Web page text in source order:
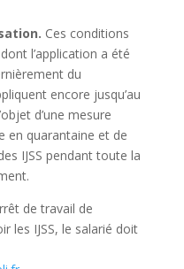
Ces conditions
l’application a été
du
encore jusqu’au
d’une mesure
en quarantaine et de
IJSS pendant toute la
de travail de
les IJSS, le salarié doit